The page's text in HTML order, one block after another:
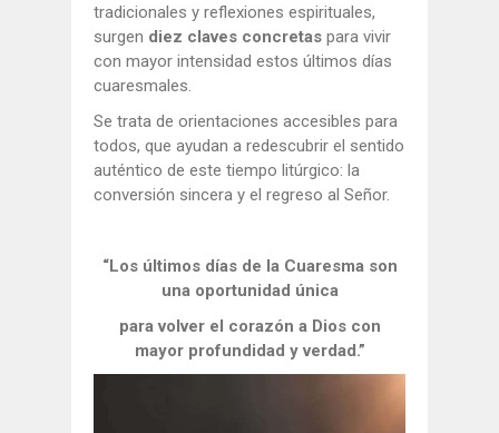
tradicionales y reflexiones espirituales,
surgen diez claves concretas para vivir
con mayor intensidad estos últimos días
cuaresmales.
Se trata de orientaciones accesibles para
todos, que ayudan a redescubrir el sentido
auténtico de este tiempo litúrgico: la
conversión sincera y el regreso al Señor.
“Los últimos días de la Cuaresma son
una oportunidad única
para volver el corazón a Dios con
mayor profundidad y verdad.”